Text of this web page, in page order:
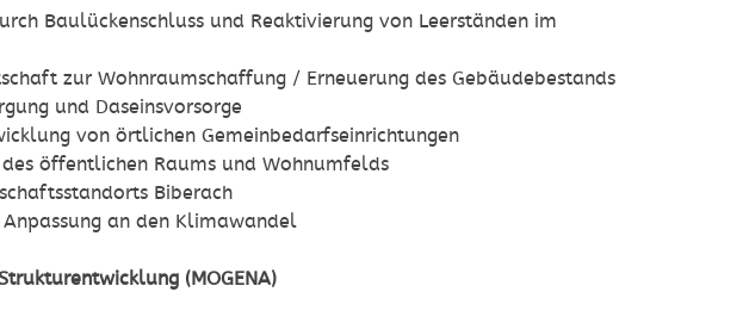
Baulückenschluss und Reaktivierung von Leerständen im
zur Wohnraumschaffung / Erneuerung des Gebäudebestands
und Daseinsvorsorge
von örtlichen Gemeinbedarfseinrichtungen
öffentlichen Raums und Wohnumfelds
Biberach
an den Klimawandel
(MOGENA)